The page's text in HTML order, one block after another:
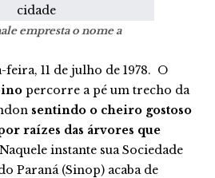
empresta o nome a
11 de julho de 1978. O
percorre a pé um trecho da
sentindo o cheiro gostoso
raízes das árvores que
instante sua Sociedade
Paraná (Sinop) acaba de